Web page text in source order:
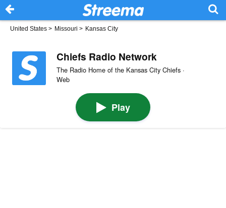
United States > Missouri > Kansas City
Chiefs Radio Network
The Radio Home of the Kansas City Chiefs ·
Web
Play